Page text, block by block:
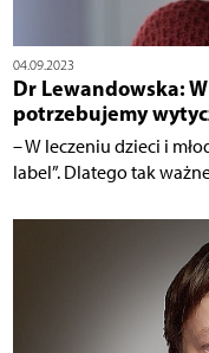
04.09.2023
Dr Lewandowska:
potrzebujemy
– W leczeniu dzieci i
label”. Dlatego tak